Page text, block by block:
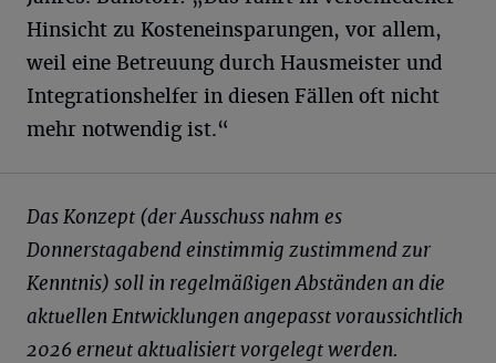
Hinsicht zu Kosteneinsparungen, vor allem,
weil eine Betreuung durch Hausmeister und
Integrationshelfer in diesen Fällen oft nicht
mehr notwendig ist.“
Das Konzept (der Ausschuss nahm es
Donnerstagabend einstimmig zustimmend zur
Kenntnis) soll in regelmäßigen Abständen an die
aktuellen Entwicklungen angepasst voraussichtlich
2026 erneut aktualisiert vorgelegt werden.